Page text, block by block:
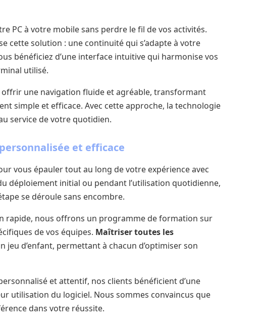
PC à votre mobile sans perdre le fil de vos activités.
cette solution : une continuité qui s’adapte à votre
bénéficiez d’une interface intuitive qui harmonise vos
utilisé.
offrir une navigation fluide et agréable, transformant
simple et efficace. Avec cette approche, la technologie
service de votre quotidien.
et efficace
vous épauler tout au long de votre expérience avec
déploiement initial ou pendant l’utilisation quotidienne,
se déroule sans encombre.
rapide, nous offrons un programme de formation sur
de vos équipes. Maîtriser toutes les
jeu d’enfant, permettant à chacun d’optimiser son
et attentif, nos clients bénéficient d’une
utilisation du logiciel. Nous sommes convaincus que
dans votre réussite.